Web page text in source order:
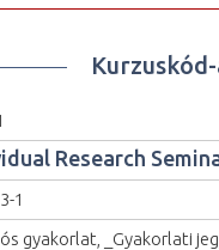
Research
1
gyakorlat, _Gyakorlati